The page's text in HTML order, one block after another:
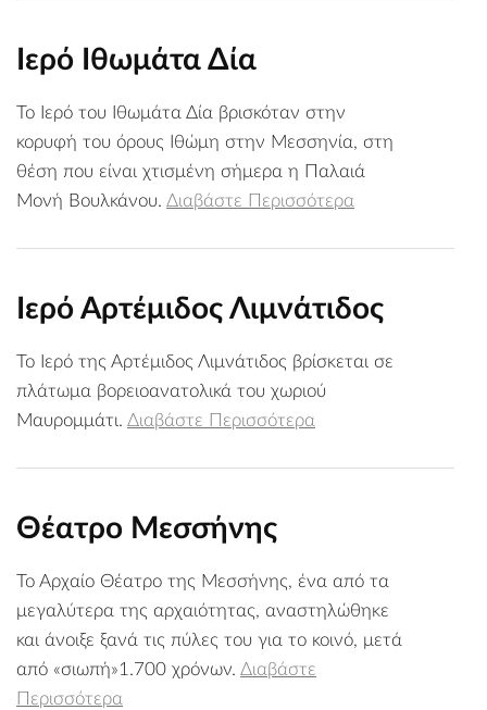
Ιερό Ιθωμάτα Δία
Το Ιερό του Ιθωμάτα Δία βρισκόταν στην
κορυφή του όρους Ιθώμη στην Μεσσηνία, στη
θέση που είναι χτισμένη σήμερα η Παλαιά
Μονή Βουλκάνου. Διαβάστε Περισσότερα
Ιερό Αρτέμιδος Λιμνάτιδος
Το Ιερό της Αρτέμιδος Λιμνάτιδος βρίσκεται σε
πλάτωμα βορειοανατολικά του χωριού
Μαυρομμάτι. Διαβάστε Περισσότερα
Θέατρο Μεσσήνης
Το Αρχαίο Θέατρο της Μεσσήνης, ένα από τα
μεγαλύτερα της αρχαιότητας, αναστηλώθηκε
και άνοιξε ξανά τις πύλες του για το κοινό, μετά
από «σιωπή»1.700 χρόνων. Διαβάστε
Περισσότερα